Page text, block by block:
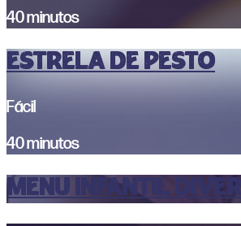
40 minutos
ESTRELA DE PESTO
Fácil
40 minutos
MENU INFANTIL